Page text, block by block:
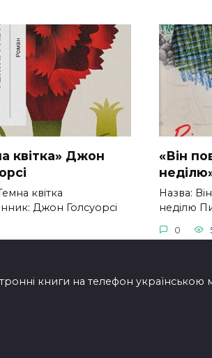
квітка» Джон
квітка
Джон Голсуорсі
«Він
Назва:
неділю
0
книги на телефон